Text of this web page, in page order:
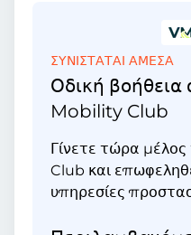
ΣΥΝΙΣΤΑΤΑΙ ΑΜΕΣΑ
Οδική
Mobility Club
Γίνετε τώρα
Club και
υπηρεσίες